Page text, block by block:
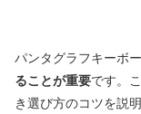
パンタグラフキーボ
ることが重要です。
き選び方のコツを説